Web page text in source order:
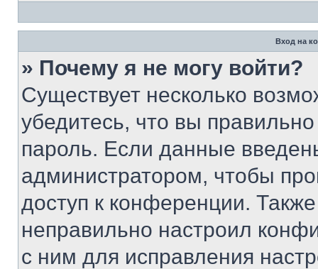
Вход на
» Почему я не могу войти?
Существует несколько
убедитесь, что вы
пароль. Если данные
администратором, чтобы
доступ к конференции.
неправильно настроил
с ним для исправления